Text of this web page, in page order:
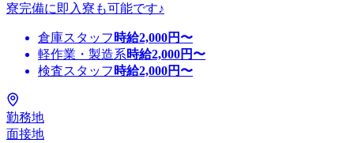
寮完備に即入寮も可能です♪
倉庫スタッフ 時給2,000円〜
軽作業・製造系時給2,000円〜
検査スタッフ 時給2,000円〜
勤務地
面接地